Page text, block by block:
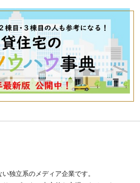
独立系のメディア企業です。